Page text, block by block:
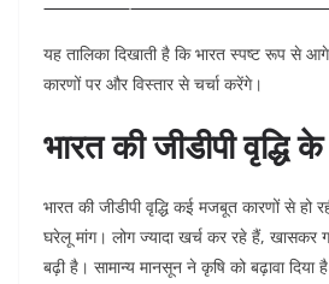
यह तालिका दिखाती है कि भारत स्पष्ट रूप से
कारणों पर और विस्तार से चर्चा करेंगे।
भारत की जीडीपी वृद्धि
भारत की जीडीपी वृद्धि कई मजबूत कारणों से हो
घरेलू मांग। लोग ज्यादा खर्च कर रहे हैं, खासकर
बढ़ी है। सामान्य मानसून ने कृषि को बढ़ावा